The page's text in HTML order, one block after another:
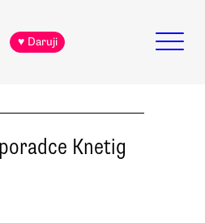
♥ Daruji
Knetig